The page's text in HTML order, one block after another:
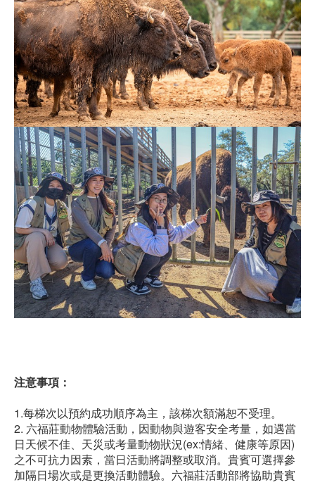
注意事項：
1.每梯次以預約成功順序為主，該梯次額滿恕不受理。
2. 六福莊動物體驗活動，因動物與遊客安全考量，如遇當
日天候不佳、天災或考量動物狀況(ex:情緒、健康等原因)
之不可抗力因素，當日活動將調整或取消。貴賓可選擇參
加隔日場次或是更換活動體驗。六福莊活動部將協助貴賓